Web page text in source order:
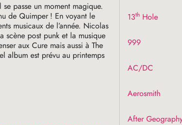
passe un moment magique.
de Quimper ! En voyant le
musicaux de l’année. Nicolas
scène post punk et la musique
aux Cure mais aussi à The
album est prévu au printemps
13th Hole
999
AC/DC
Aerosmith
After